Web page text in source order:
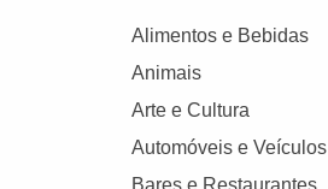
Alimentos e Bebidas
Animais
Arte e Cultura
Automóveis e Veículos
Bares e Restaurantes